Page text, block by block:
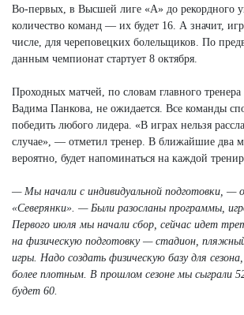
Во-первых, в Высшей лиге «А» до рекордного
количество команд — их будет 16. А значит,
числе, для череповецких болельщиков. По
данным чемпионат стартует 8 октября.
Проходных матчей, по словам главного
Вадима Панкова, не ожидается. Все команды
победить любого лидера. «В играх нельзя
случае», — отметил тренер. В ближайшие два
вероятно, будет напоминаться на каждой
— Мы начали с индивидуальной подготовки, —
«Северянки». — Были разосланы программы,
Первого июля мы начали сбор, сейчас идет
на физическую подготовку — стадион,
игры. Надо создать физическую базу для
более плотным. В прошлом сезоне мы сыграли
будет 60.